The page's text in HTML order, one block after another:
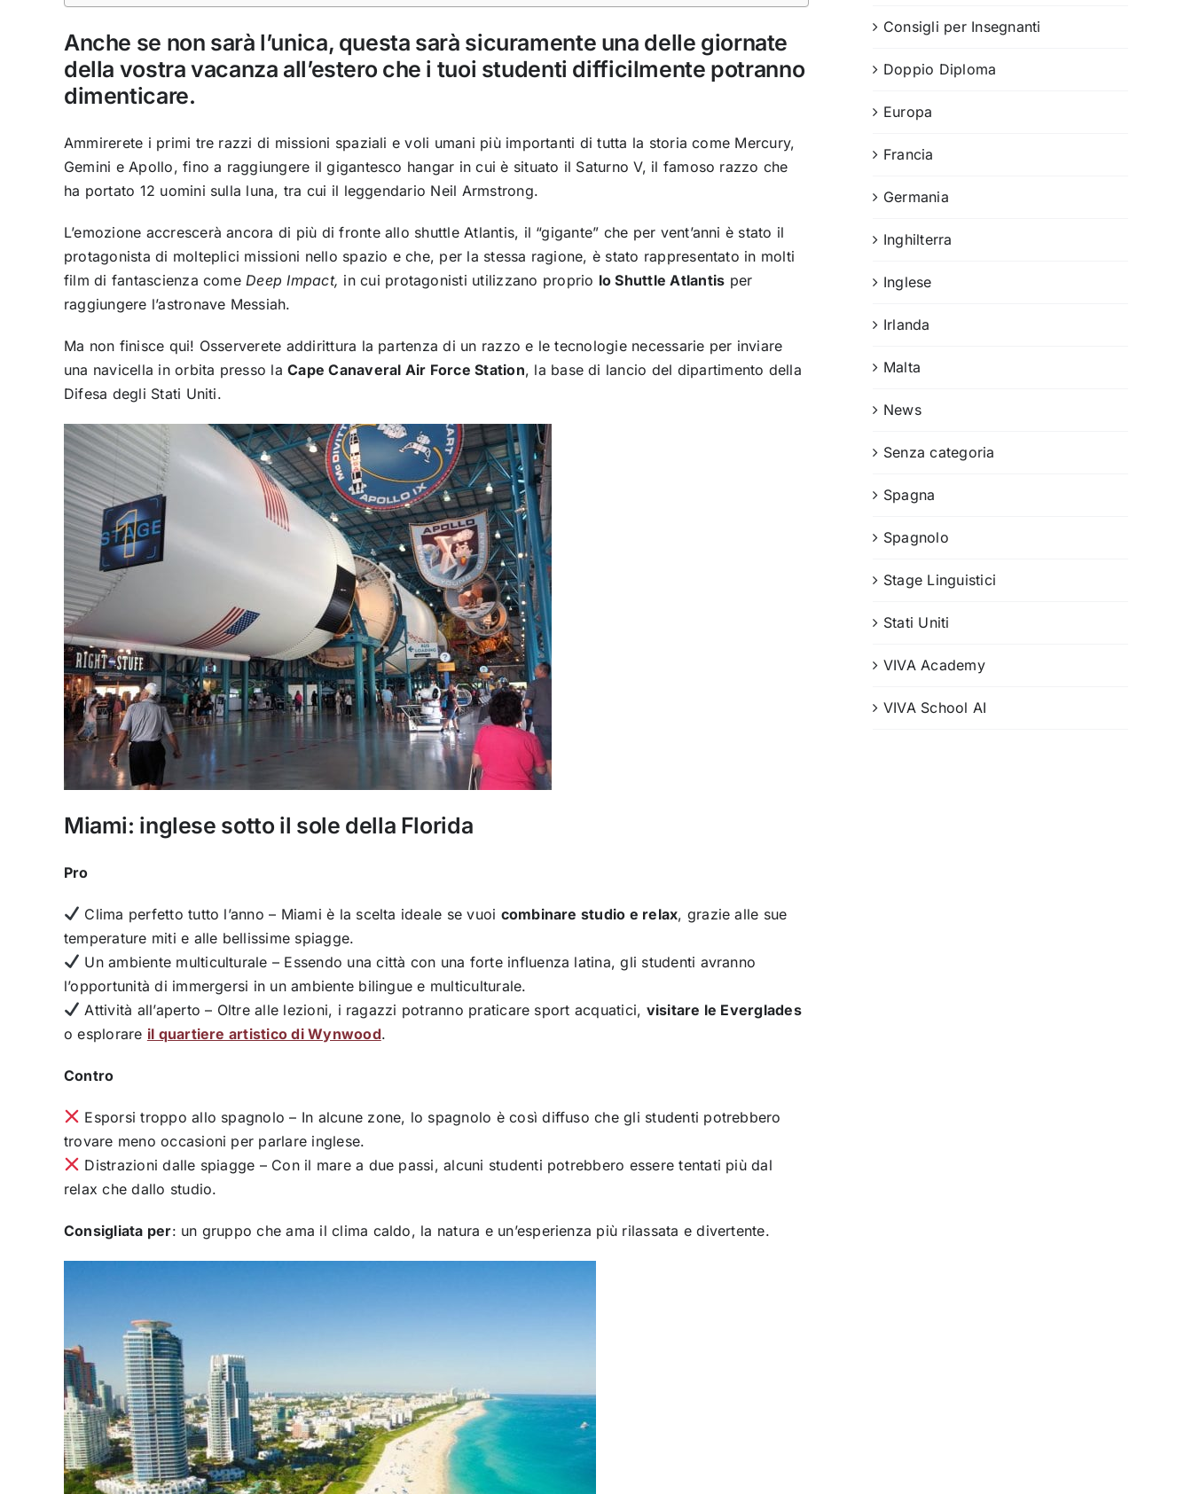
Anche se non sarà l’unica, questa sarà sicuramente una delle giornate
della vostra vacanza all’estero che i tuoi studenti difficilmente potranno
dimenticare.
Ammirerete i primi tre razzi di missioni spaziali e voli umani più importanti di tutta la storia come Mercury,
Gemini e Apollo, fino a raggiungere il gigantesco hangar in cui è situato il Saturno V, il famoso razzo che
ha portato 12 uomini sulla luna, tra cui il leggendario Neil Armstrong.
L’emozione accrescerà ancora di più di fronte allo shuttle Atlantis, il “gigante” che per vent’anni è stato il
protagonista di molteplici missioni nello spazio e che, per la stessa ragione, è stato rappresentato in molti
film di fantascienza come Deep Impact, in cui protagonisti utilizzano proprio lo Shuttle Atlantis per
raggiungere l’astronave Messiah.
Ma non finisce qui! Osserverete addirittura la partenza di un razzo e le tecnologie necessarie per inviare
una navicella in orbita presso laCape Canaveral Air Force Station, la base di lancio del dipartimento della
Difesa degli Stati Uniti.
Miami: inglese sotto il sole della Florida
Pro
Clima perfetto tutto l’anno – Miami è la scelta ideale se vuoi combinare studio e relax, grazie alle sue
temperature miti e alle bellissime spiagge.
Un ambiente multiculturale – Essendo una città con una forte influenza latina, gli studenti avranno
l’opportunità di immergersi in un ambiente bilingue e multiculturale.
Attività all’aperto – Oltre alle lezioni, i ragazzi potranno praticare sport acquatici, visitare le Everglades
o esplorare il quartiere artistico di Wynwood.
Contro
Esporsi troppo allo spagnolo – In alcune zone, lo spagnolo è così diffuso che gli studenti potrebbero
trovare meno occasioni per parlare inglese.
Distrazioni dalle spiagge – Con il mare a due passi, alcuni studenti potrebbero essere tentati più dal
relax che dallo studio.
Consigliata per: un gruppo che ama il clima caldo, la natura e un’esperienza più rilassata e divertente.
Consigli per Insegnanti
Doppio Diploma
Europa
Francia
Germania
Inghilterra
Inglese
Irlanda
Malta
News
Senza categoria
Spagna
Spagnolo
Stage Linguistici
Stati Uniti
VIVA Academy
VIVA School AI